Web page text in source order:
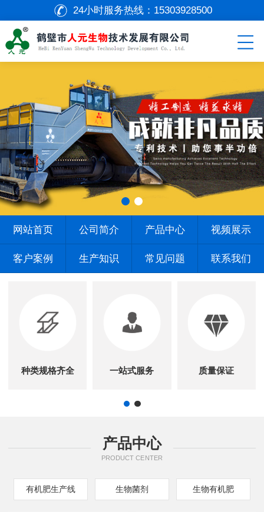
24小时服务热线： 15303928500
网站首页 公司简介 产品中心 视频展示
客户案例 生产知识 常见问题 联系我们
种类规格齐全 一站式服务 质量保证
产品中心
PRODUCT CENTER
有机肥生产线 生物菌剂 生物有机肥